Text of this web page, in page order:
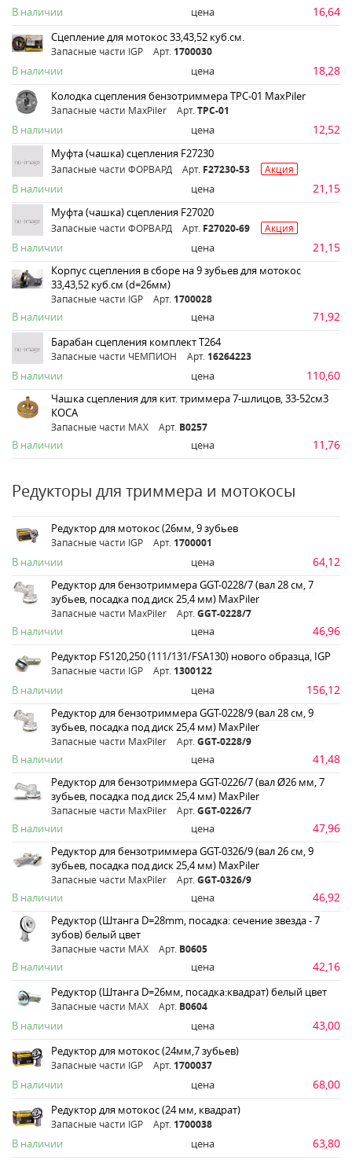
В наличии цена 16,64
Сцепление для мотокос 33,43,52 куб.см.
Запасные части IGP Арт. 1700030
В наличии цена 18,28
Колодка сцепления бензотриммера TPC-01 MaxPiler
Запасные части MaxPiler Арт. TPC-01
В наличии цена 12,52
Муфта (чашка) сцепления F27230
Запасные части ФОРВАРД Арт. F27230-53 Акция
В наличии цена 21,15
Муфта (чашка) сцепления F27020
Запасные части ФОРВАРД Арт. F27020-69 Акция
В наличии цена 21,15
Корпус сцепления в сборе на 9 зубьев для мотокос
33,43,52 куб.см (d=26мм)
Запасные части IGP Арт. 1700028
В наличии цена 71,92
Барабан сцепления комплект Т264
Запасные части ЧЕМПИОН Арт. 16264223
В наличии цена 110,60
Чашка сцепления для кит. триммера 7-шлицов, 33-52см3
КОСА
Запасные части MAX Арт. B0257
В наличии цена 11,76
Редукторы для триммера и мотокосы
Редуктор для мотокос (26мм, 9 зубьев
Запасные части IGP Арт. 1700001
В наличии цена 64,12
Редуктор для бензотриммера GGT-0228/7 (вал 28 см, 7
зубьев, посадка под диск 25,4 мм) MaxPiler
Запасные части MaxPiler Арт. GGT-0228/7
В наличии цена 46,96
Редуктор FS120,250 (111/131/FSA130) нового образца, IGP
Запасные части IGP Арт. 1300122
В наличии цена 156,12
Редуктор для бензотриммера GGT-0228/9 (вал 28 см, 9
зубьев, посадка под диск 25,4 мм) MaxPiler
Запасные части MaxPiler Арт. GGT-0228/9
В наличии цена 41,48
Редуктор для бензотриммера GGT-0226/7 (вал Ø26 мм, 7
зубьев, посадка под диск 25,4 мм) MaxPiler
Запасные части MaxPiler Арт. GGT-0226/7
В наличии цена 47,96
Редуктор для бензотриммера GGT-0326/9 (вал 26 см, 9
зубьев, посадка под диск 25,4 мм) MaxPiler
Запасные части MaxPiler Арт. GGT-0326/9
В наличии цена 46,92
Редуктор (Штанга D=28mm, посадка: сечение звезда - 7
зубов) белый цвет
Запасные части MAX Арт. B0605
В наличии цена 42,16
Редуктор (Штанга D=26мм, посадка:квадрат) белый цвет
Запасные части MAX Арт. B0604
В наличии цена 43,00
Редуктор для мотокос (24мм,7 зубьев)
Запасные части IGP Арт. 1700037
В наличии цена 68,00
Редуктор для мотокос (24 мм, квадрат)
Запасные части IGP Арт. 1700038
В наличии цена 63,80